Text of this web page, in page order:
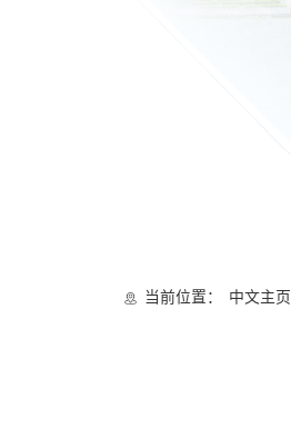
当前位置： 中文主页